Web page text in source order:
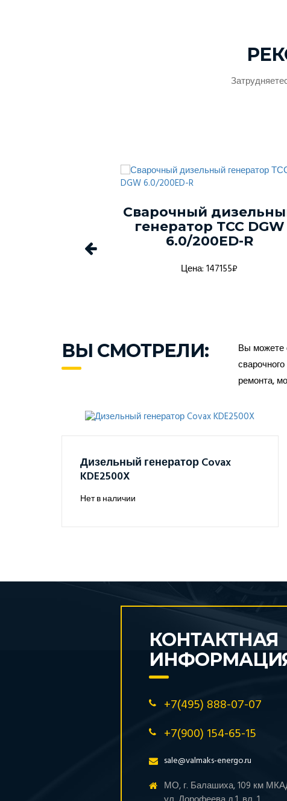
Сварочный
генератор ТСС DGW
6.0/200ED-R
Цена: 147155₽
ВЫ СМОТРЕЛИ:
Вы можете
ремонта,
Дизельный генератор Covax
KDE2500X
Нет в наличии
КОНТАКТНАЯ
+7(495) 888-07-07
+7(900) 154-65-15
sale@valmaks-energo.ru
МО, г. Балашиха, 109 км